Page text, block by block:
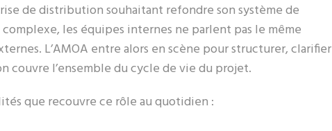
de distribution souhaitant refondre son système de
les équipes internes ne parlent pas le même
L’AMOA entre alors en scène pour structurer, clarifier
couvre l’ensemble du cycle de vie du projet.
que recouvre ce rôle au quotidien :